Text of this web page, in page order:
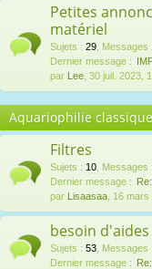
Petites
matériel
Sujets : 29 Messages
Dernier message :
par Lee , 30 juil. 2023,
Aquariophilie
Filtres
Sujets : 10 Messages
Dernier message :
par Lisaasaa , 16
besoin
Sujets : 53 Messages
Dernier message :